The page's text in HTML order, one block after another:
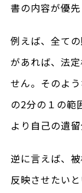
書の内容が優先
例えば、全て
があれば、法
せん。そのよ
の2分の１の範
より自己の遺
逆に言えば、
反映させたい